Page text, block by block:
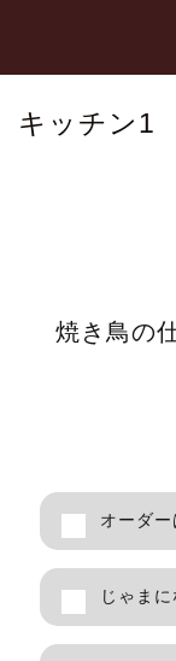
キッチン1
焼き鳥の
オーダ
じゃま